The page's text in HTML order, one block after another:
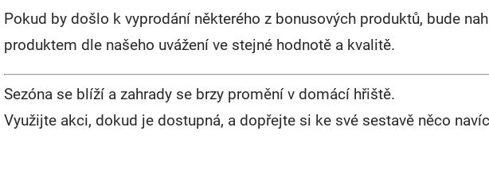
Pokud by došlo k vyprodání některého z bonusových produktů, bude
produktem dle našeho uvážení ve stejné hodnotě a kvalitě.
Sezóna se blíží a zahrady se brzy promění v domácí hřiště.
Využijte akci, dokud je dostupná, a dopřejte si ke své sestavě něco